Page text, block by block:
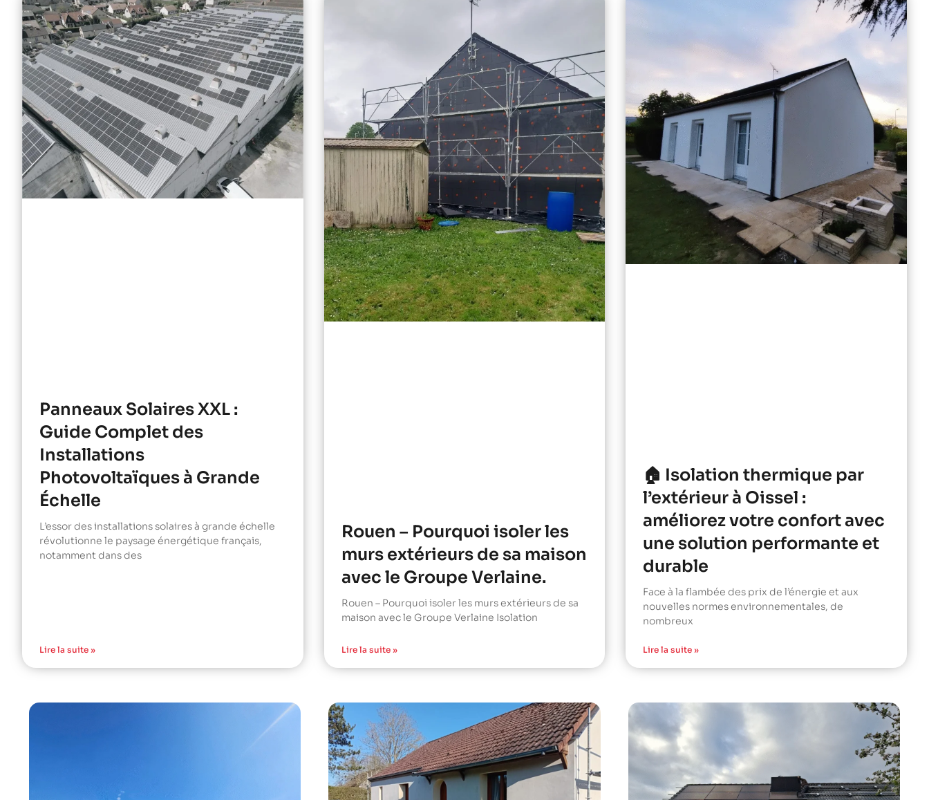
Panneaux Solaires XXL :
Guide Complet des
Installations
Photovoltaïques à Grande
Échelle
L’essor des installations solaires à grande échelle
révolutionne le paysage énergétique français,
notamment dans des
Lire la suite »
Rouen – Pourquoi isoler les
murs extérieurs de sa maison
avec le Groupe Verlaine.
Rouen – Pourquoi isoler les murs extérieurs de sa
maison avec le Groupe Verlaine Isolation
Lire la suite »
🏠 Isolation thermique par
l’extérieur à Oissel :
améliorez votre confort avec
une solution performante et
durable
Face à la flambée des prix de l’énergie et aux
nouvelles normes environnementales, de
nombreux
Lire la suite »